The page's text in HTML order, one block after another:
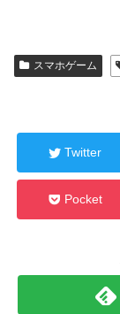
スマホゲーム
Twitter
Pocket